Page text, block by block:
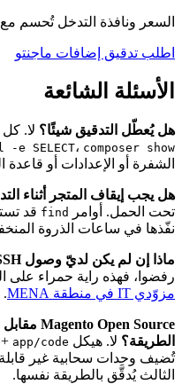
السعر ونافذة التدخل تُحسم
اطلب تدقيق إضافات ماجنتو
الأسئلة الشائعة
هل يُعطّل التدقيق شيئًا؟لا. كل
-e SELECT ،composer show
الشفرة أو الإعدادات أو قاعدة
هل يجب إيقاف المتجر أثناء
تحت الحمل. أوامر find
نفّذها في ساعات الذروة
ماذا إن لم يكن لديّ وصول SSH؟
رفضوا، فهذه راية حمراء على
مزوّدي IT في منطقة MENA
.
الطريقة؟لا. هيكل +app/code/
تُضيف وحدات سحابية غير قابلة
الثالث يُدقَّق بالطريقة نفسها.